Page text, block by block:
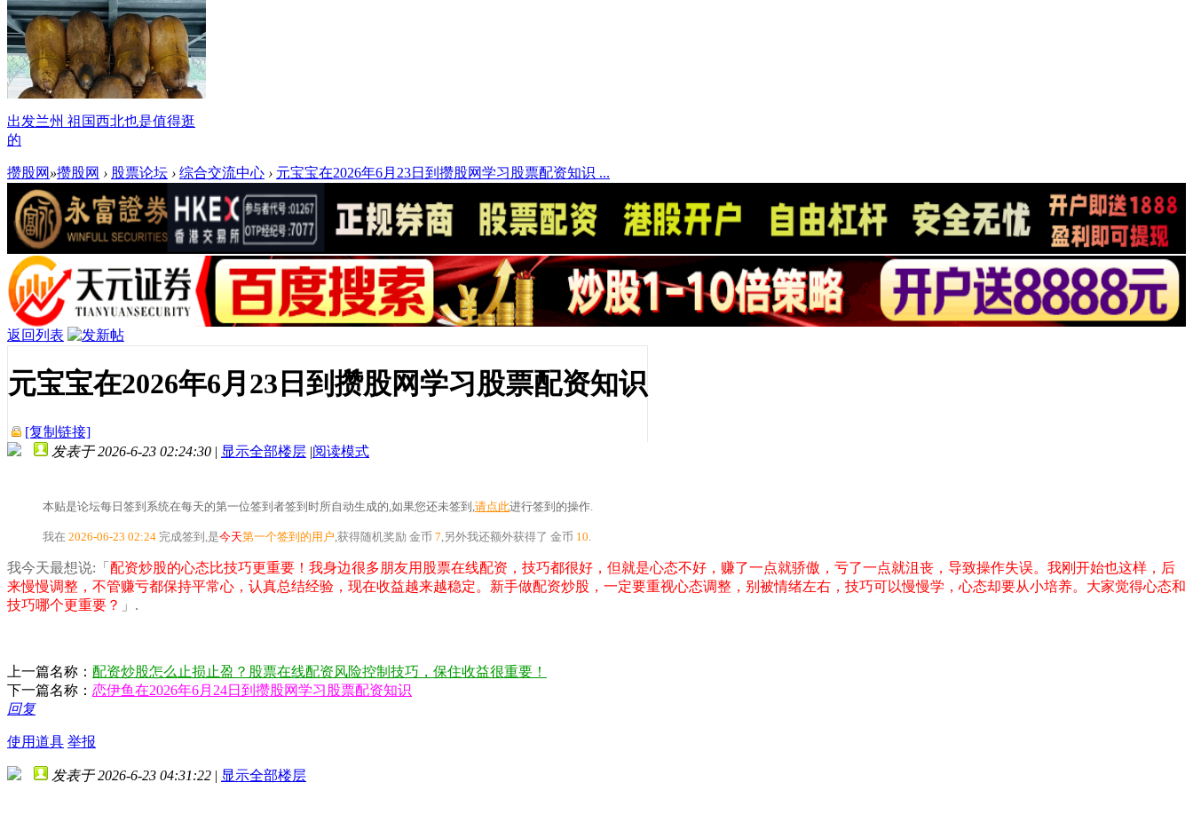
出发兰州 祖国西北也是值得逛
的
攒股网 »攒股网 › 股票论坛 › 综合交流中心 › 元宝宝在2026年6月23日到攒股网学习股票配资知识 ...
返回列表
元宝宝在2026年6月23日到攒股网学习股票配资知识
[复制链接]
发表于 2026-6-23 02:24:30 | 显示全部楼层 |阅读模式
本贴是论坛每日签到系统在每天的第一位签到者签到时所自动生成的,如果您还未签到, 请点此进行签到的操作.
我在 2026-06-23 02:24 完成签到,是今天第一个签到的用户 ,获得随机奖励 金币 7 ,另外我还额外获得了 金币 10
我今天最想说:「 配资炒股的心态比技巧更重要！我身边很多朋友用股票在线配资，技巧都很好，但就是心态不好，赚了一点就骄傲，亏了一点就沮丧，导致操作失误。我刚开始也这样，后
来慢慢调整，不管赚亏都保持平常心，认真总结经验，现在收益越来越稳定。新手做配资炒股，一定要重视心态调整，别被情绪左右，技巧可以慢慢学，心态却要从小培养。大家觉得心态和
技巧哪个更重要？ 」.
上一篇名称： 配资炒股怎么止损止盈？股票在线配资风险控制技巧，保住收益很重要！
下一篇名称： 恋伊鱼在2026年6月24日到攒股网学习股票配资知识
回复
使用道具 举报
发表于 2026-6-23 04:31:22 | 显示全部楼层